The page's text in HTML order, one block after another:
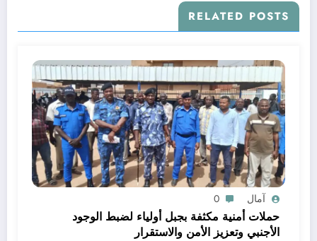
RELATED POSTS
آمال 0
حملات أمنية مكثفة بجبل أولياء لضبط الوجود
الأجنبي وتعزيز الأمن والاستقرار